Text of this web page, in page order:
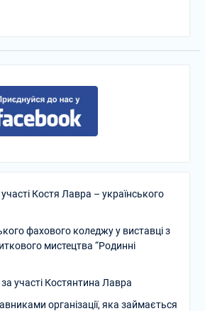
Костя Лавра – українського
фахового коледжу у виставці з
мистецтва “Родинні
участі Костянтина Лавра
організації, яка займається